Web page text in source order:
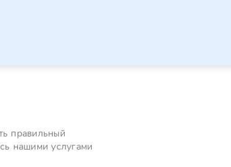
правильный
нашими услугами